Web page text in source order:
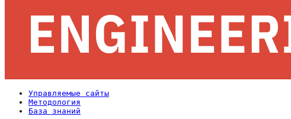
Управляемые сайты
Методология
База знаний